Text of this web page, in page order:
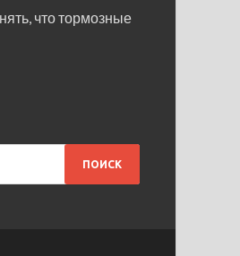
что тормозные